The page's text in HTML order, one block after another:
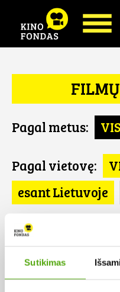
Sutikimas
Pagal metus:
Pagal vietovę:
esant Lietuvoje
Pagal šalį:
Izraelis